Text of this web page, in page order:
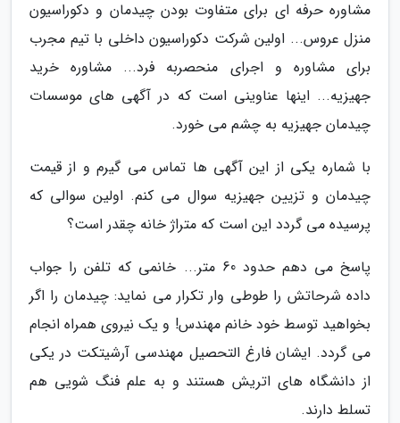
مشاوره حرفه ای برای متفاوت بودن چیدمان و دکوراسیون
منزل عروس... اولین شرکت دکوراسیون داخلی با تیم مجرب
برای مشاوره و اجرای منحصربه فرد... مشاوره خرید
جهیزیه... اینها عناوینی است که در آگهی های موسسات
چیدمان جهیزیه به چشم می خورد.
با شماره یکی از این آگهی ها تماس می گیرم و از قیمت
چیدمان و تزیین جهیزیه سوال می کنم. اولین سوالی که
پرسیده می گردد این است که متراژ خانه چقدر است؟
پاسخ می دهم حدود 60 متر... خانمی که تلفن را جواب
داده شرحاتش را طوطی وار تکرار می نماید: چیدمان را اگر
بخواهید توسط خود خانم مهندس! و یک نیروی همراه انجام
می گردد. ایشان فارغ التحصیل مهندسی آرشیتکت در یکی
از دانشگاه های اتریش هستند و به علم فنگ شویی هم
تسلط دارند.